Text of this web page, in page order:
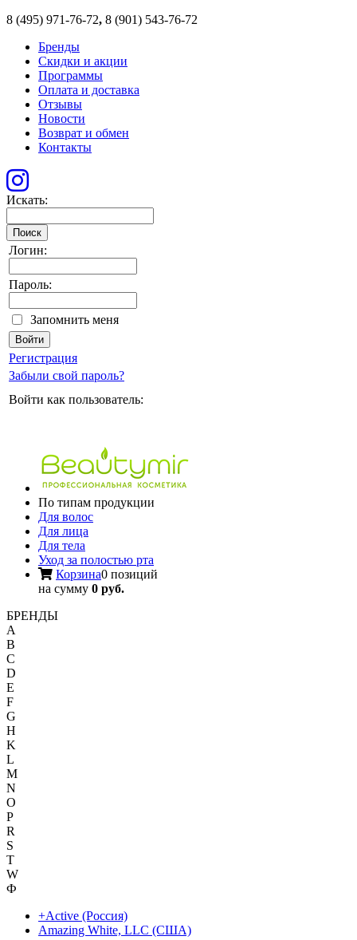
8 (495) 971-76-72, 8 (901) 543-76-72
Бренды
Скидки и акции
Программы
Оплата и доставка
Отзывы
Новости
Возврат и обмен
Контакты
Искать:
Поиск
Логин:
Пароль:
Запомнить меня
Регистрация
Забыли свой пароль?
Войти как пользователь:
По типам продукции
Для волос
Для лица
Для тела
Уход за полостью рта
Корзина0 позиций
на сумму 0 руб.
БРЕНДЫ
A
B
C
D
E
F
G
H
K
L
M
N
O
P
R
S
T
W
Ф
+Active (Россия)
Amazing White, LLC (США)